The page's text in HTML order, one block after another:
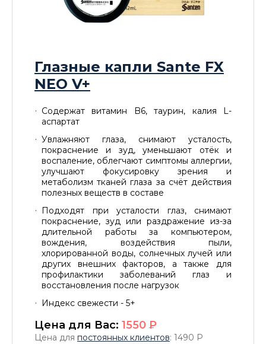
Глазные капли Sante FX
NEO V+
Содержат витамин B6, таурин, калия L-
аспартат
Увлажняют глаза, снимают усталость,
покраснение и зуд, уменьшают отёк и
воспаление, облегчают симптомы аллергии,
улучшают фокусировку зрения и
метаболизм тканей глаза за счёт действия
полезных веществ в составе
Подходят при усталости глаз, снимают
покраснение, зуд или раздражение из-за
длительной работы за компьютером,
вождения, воздействия пыли,
хлорированной воды, солнечных лучей или
других внешних факторов, а также для
профилактики заболеваний глаз и
восстановления после нагрузок
Индекс свежести - 5+
Цена для Вас: 1550 P
Цена для постоянных клиентов: 1490 P